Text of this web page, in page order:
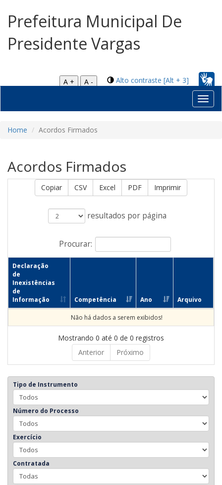
Prefeitura Municipal De
Presidente Vargas
Alto contraste [Alt + 3]
A +
A -
Home Acordos Firmados
Acordos Firmados
Copiar CSV Excel PDF Imprimir
resultados por página
Procurar:
Declaração
de
Inexistências
de
Informação
Competência Ano Arquivo
Não há dados a serem exibidos!
Mostrando 0 até 0 de 0 registros
Anterior
Próximo
Tipo de Instrumento
Número do Processo
Exercício
Contratada